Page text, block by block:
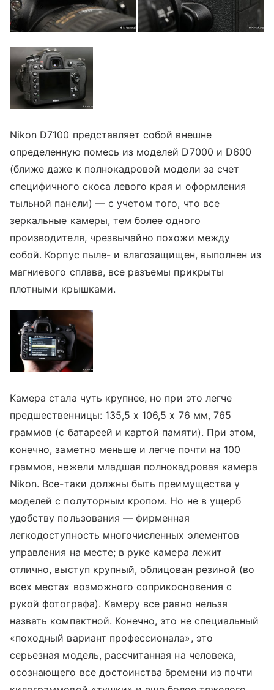
Nikon D7100 представляет собой внешне
определенную помесь из моделей D7000 и D600
(ближе даже к полнокадровой модели за счет
специфичного скоса левого края и оформления
тыльной панели) — с учетом того, что все
зеркальные камеры, тем более одного
производителя, чрезвычайно похожи между
собой. Корпус пыле- и влагозащищен, выполнен из
магниевого сплава, все разъемы прикрыты
плотными крышками.
Камера стала чуть крупнее, но при это легче
предшественницы: 135,5 x 106,5 x 76 мм, 765
граммов (с батареей и картой памяти). При этом,
конечно, заметно меньше и легче почти на 100
граммов, нежели младшая полнокадровая камера
Nikon. Все-таки должны быть преимущества у
моделей с полуторным кропом. Но не в ущерб
удобству пользования — фирменная
легкодоступность многочисленных элементов
управления на месте; в руке камера лежит
отлично, выступ крупный, облицован резиной (во
всех местах возможного соприкосновения с
рукой фотографа). Камеру все равно нельзя
назвать компактной. Конечно, это не специальный
«походный вариант профессионала», это
серьезная модель, рассчитанная на человека,
осознающего все достоинства бремени из почти